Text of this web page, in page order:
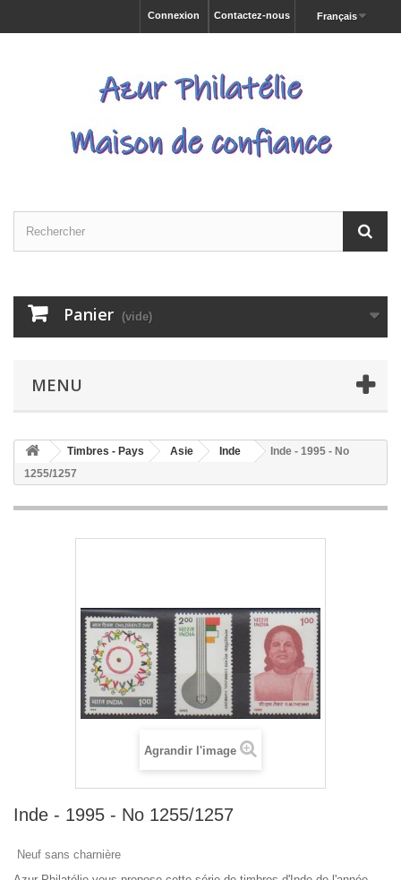
Français
Contactez-nous
Connexion
Panier (vide)
MENU
Timbres - Pays Asie Inde
Inde - 1995 - No
1255/1257
Agrandir l'image
Inde - 1995 - No 1255/1257
Neuf sans charnière